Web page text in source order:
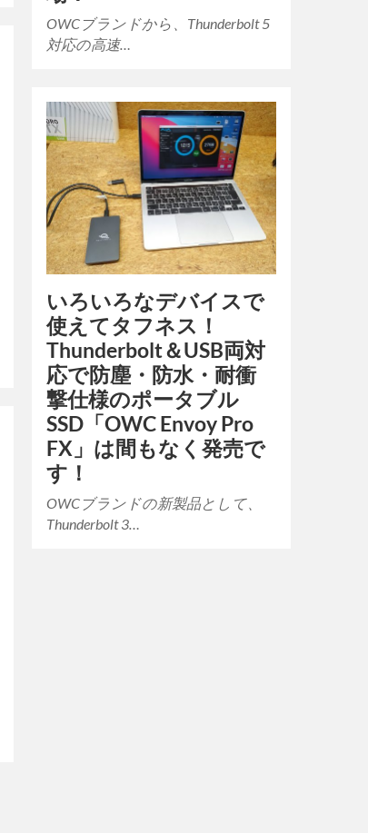
OWCブランドから、Thunderbolt 5
対応の高速…
いろいろなデバイスで
使えてタフネス！
Thunderbolt＆USB両対
応で防塵・防水・耐衝
撃仕様のポータブル
SSD「OWC Envoy Pro
FX」は間もなく発売で
す！
OWCブランドの新製品として、
Thunderbolt 3…